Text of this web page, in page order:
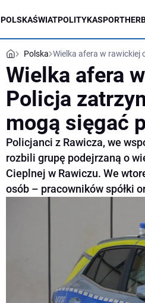
POLSKAŚWIATPOLITYKASPORT
Polska Wielka afera w rawickiej
Wielka afera
Policja
mogą sięgać
Policjanci z Rawicza, we
rozbili grupę podejrzaną o
Cieplnej w Rawiczu. We
osób – pracowników spółki